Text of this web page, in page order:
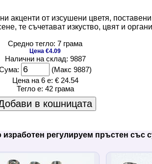
от изсушени цветя,
те съчетават изкуство, цвят и
Средно тегло: 7 грама
Цена €4.09
Налични на склад: 9887
(Макс 9887)
Цена на 6 е: € 24.54
Тегло е: 42 грама
в кошницата
регулируем пръстен със